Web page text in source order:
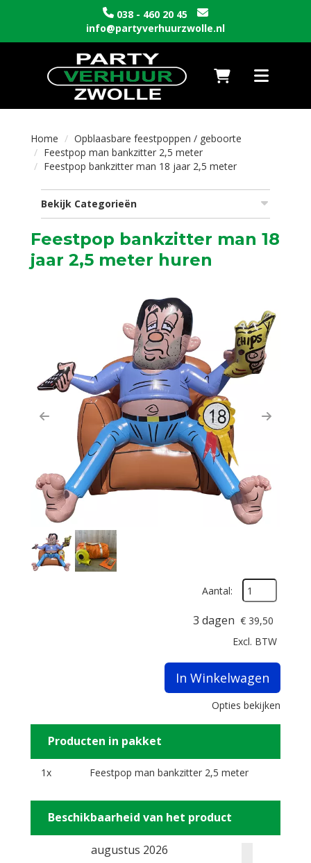
038 - 460 20 45
info@partyverhuurzwolle.nl
Naar winkelwagen
Toggle
Home
Opblaasbare feestpoppen / geboorte
Feestpop man bankzitter 2,5 meter
Feestpop bankzitter man 18 jaar 2,5 meter
Bekijk Categorieën
Feestpop bankzitter man 18
jaar 2,5 meter huren
Previous Next
Aantal:
3 dagen € 39,50
Excl. BTW
In Winkelwagen
Opties bekijken
Producten in pakket
1x Feestpop man bankzitter 2,5 meter
Beschikbaarheid van het product
augustus 2026